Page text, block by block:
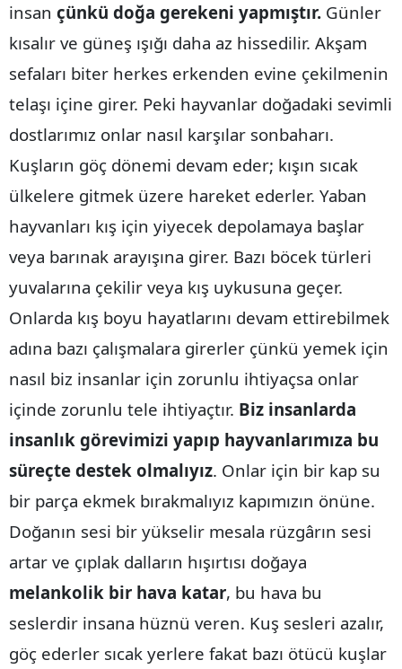
Kastamonu
Kayseri
Kırklareli
Kırşehir
Konya
Kütahya
Malatya
Mardin
Muğla
Muş
Nevşehir
Ordu
Rize
Sakarya
insan çünkü doğa gerekeni yapmıştır. Günler
kısalır ve güneş ışığı daha az hissedilir. Akşam
sefaları biter herkes erkenden evine çekilmenin
telaşı içine girer. Peki hayvanlar doğadaki sevimli
dostlarımız onlar nasıl karşılar sonbaharı.
Kuşların göç dönemi devam eder; kışın sıcak
ülkelere gitmek üzere hareket ederler. Yaban
hayvanları kış için yiyecek depolamaya başlar
veya barınak arayışına girer. Bazı böcek türleri
yuvalarına çekilir veya kış uykusuna geçer.
Onlarda kış boyu hayatlarını devam ettirebilmek
adına bazı çalışmalara girerler çünkü yemek için
nasıl biz insanlar için zorunlu ihtiyaçsa onlar
içinde zorunlu tele ihtiyaçtır. Biz insanlarda
insanlık görevimizi yapıp hayvanlarımıza bu
süreçte destek olmalıyız. Onlar için bir kap su
bir parça ekmek bırakmalıyız kapımızın önüne.
Doğanın sesi bir yükselir mesala rüzgârın sesi
artar ve çıplak dalların hışırtısı doğaya
melankolik bir hava katar, bu hava bu
seslerdir insana hüznü veren. Kuş sesleri azalır,
göç ederler sıcak yerlere fakat bazı ötücü kuşlar